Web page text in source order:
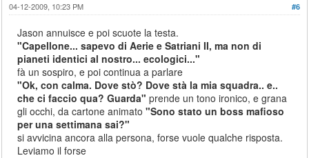
#6
04-12-2009, 10:23 PM
Jason annuisce e poi scuote la testa.
"Capellone... sapevo di Aerie e Satriani II, ma non di
pianeti identici al nostro... ecologici..."
fà un sospiro, e poi continua a parlare
"Ok, con calma. Dove stò? Dove stà la mia squadra.. e..
che ci faccio qua? Guarda" prende un tono ironico, e grana
gli occhi, da cartone animato"Sono stato un boss mafioso
per una settimana sai?"
si avvicina ancora alla persona, forse vuole qualche risposta.
Leviamo il forse